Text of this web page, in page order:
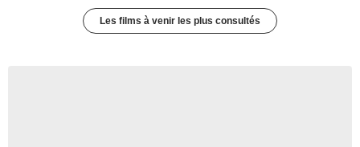
Les films à venir les plus consultés